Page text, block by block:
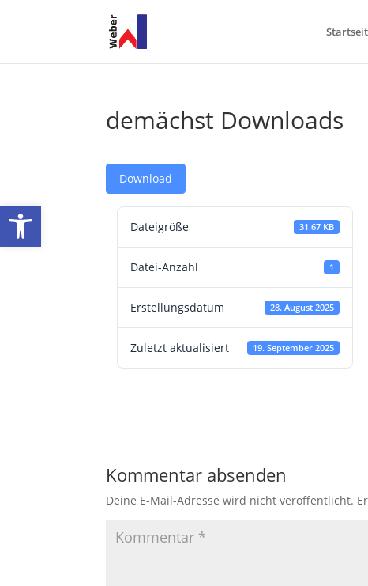
Werkzeugleiste öffnen
demächst Downloads
Download
Dateigröße 31.67 KB
Datei-Anzahl 1
Erstellungsdatum 28. August 2025
Zuletzt aktualisiert 19. September 2025
Kommentar absenden
Deine E-Mail-Adresse wird nicht veröffentlicht.